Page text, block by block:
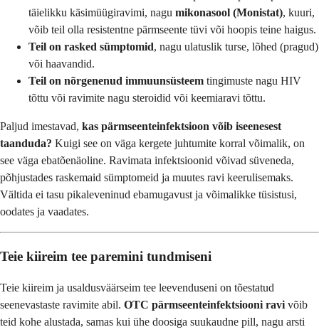
täielikku käsimüügiravimi, nagu mikonasool (Monistat), kuuri,
võib teil olla resistentne pärmseente tüvi või hoopis teine ​​haigus.
Teil on rasked sümptomid, nagu ulatuslik turse, lõhed (pragud)
või haavandid.
Teil on nõrgenenud immuunsüsteem tingimuste nagu HIV
tõttu või ravimite nagu steroidid või keemiaravi tõttu.
Paljud imestavad, kas pärmseenteinfektsioon võib iseenesest
taanduda? Kuigi see on väga kergete juhtumite korral võimalik, on
see väga ebatõenäoline. Ravimata infektsioonid võivad süveneda,
põhjustades raskemaid sümptomeid ja muutes ravi keerulisemaks.
Vältida ei tasu pikaleveninud ebamugavust ja võimalikke tüsistusi,
oodates ja vaadates.
Teie kiireim tee paremini tundmiseni
Teie kiireim ja usaldusväärseim tee leevenduseni on tõestatud
seenevastaste ravimite abil. OTC pärmseenteinfektsiooni ravi võib
teid kohe alustada, samas kui ühe doosiga suukaudne pill, nagu arsti